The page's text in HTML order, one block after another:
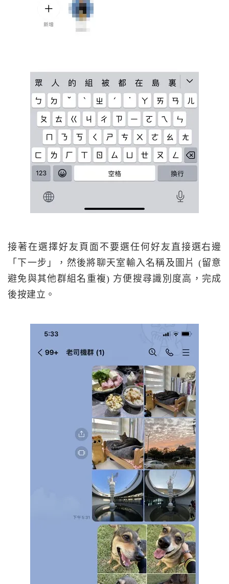
接著在選擇好友頁面不要選任何好友直接選右邊
「下一步」，然後將聊天室輸入名稱及圖片 (留意
避免與其他群組名重複) 方便搜尋識別度高，完成
後按建立。